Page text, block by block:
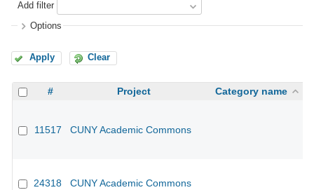
Add filter
Options
Apply Clear
# Project Category name
11517 CUNY Academic Commons
24318 CUNY Academic Commons